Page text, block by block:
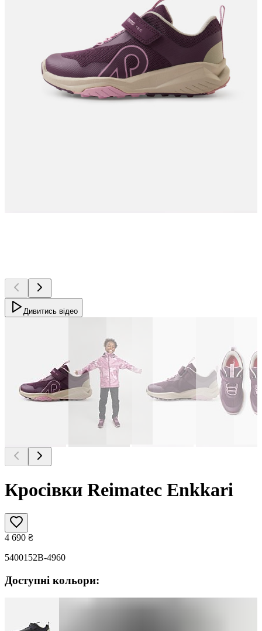
Дивитись відео
Кросівки Reimatec Enkkari
4 690 ₴
5400152B-4960
Доступні кольори: